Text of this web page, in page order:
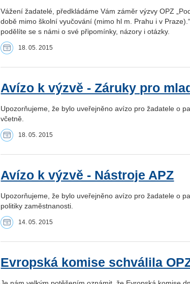
Vážení žadatelé, předkládáme Vám záměr výzvy OPZ
době mimo školní vyučování (mimo hl m. Prahu i v
podělíte se s námi o své připomínky, názory i otázky.
18. 05. 2015
Avízo k výzvě - Záruky pro
Upozorňujeme, že bylo uveřejněno avízo pro žadatele o
včetně.
18. 05. 2015
Avízo k výzvě - Nástroje APZ
Upozorňujeme, že bylo uveřejněno avízo pro žadatele o
politiky zaměstnanosti.
14. 05. 2015
Evropská komise schválila